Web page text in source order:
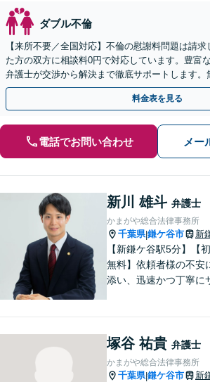
ダブル不倫
【来所不要／全国対応】不倫の慰謝料問題は請
た方の双方に相談料0円で対応しています。豊富
弁護士が交渉から解決まで徹底サポートします。
手金の返還保証もありますので安心してご相談く
料金表を見る
電話でお問い合わせ メー
新川 雄斗 弁護士
かまがや総合法律事務所
千葉県|鎌ケ谷市 新
【新鎌ケ谷駅5分】【
無料】依頼者様の不安
添い、迅速かつ丁寧に
ます！お困りごとがご
したら、どうぞお気軽
談ください。
塚谷 祐貴 弁護士
かまがや総合法律事務所
千葉県|鎌ケ谷市 新